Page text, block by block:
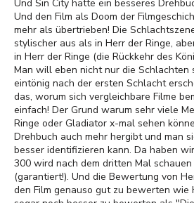
Und Sin City hatte ein besseres
Und den Film als Doom der
mehr als übertrieben! Die
stylischer aus als in Herr der Ringe,
in Herr der Ringe (die Rückkehr des
Man will eben nicht nur die Schlachten
eintönig nach der ersten Schlacht
das, worum sich vergleichbare Filme
einfach! Der Grund warum sehr viele
Ringe oder Gladiator x-mal sehen
Drehbuch auch mehr hergibt und man
besser identifizieren kann. Da haben
300 wird nach dem dritten Mal
(garantiert!). Und die Bewertung von
den Film genauso gut zu bewerten wie